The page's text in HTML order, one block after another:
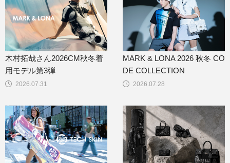
2026.07.31
木村拓哉さん2026CM秋冬着
用モデル第3弾
2026.07.28
MARK & LONA 2026 秋冬 CO
DE COLLECTION